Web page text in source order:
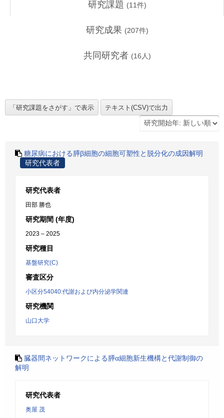
研究課題 (11件)
研究成果 (207件)
共同研究者 (16 人)
糖尿病における膵β細胞の細胞可塑性と脱分化の成因解明
研究代表者
研究代表者
田部 勝也
研究期間 (年度)
2023 – 2025
研究種目
基盤研究(C)
審査区分
小区分54040:代謝および内分泌学関連
研究機関
山口大学
臓器間ネットワークによる膵α細胞新生機構と代謝制御の
解明
研究代表者
奥屋 茂